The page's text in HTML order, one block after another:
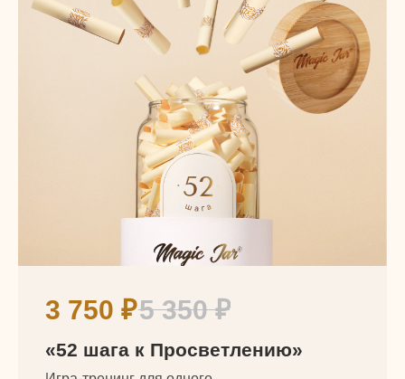
3 750 ₽5 350 ₽
«52 шага к Просветлению»